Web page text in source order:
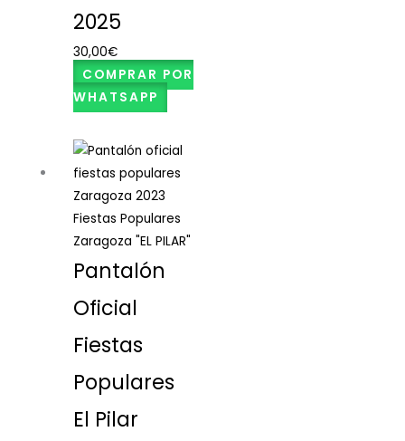
2025
30,00€
COMPRAR POR
WHATSAPP
Fiestas Populares
Zaragoza "EL PILAR"
Pantalón
Oficial
Fiestas
Populares
El Pilar